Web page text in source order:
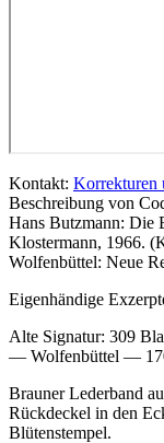
Kontakt: Korrekturen
Beschreibung von
Hans Butzmann: Die
Klostermann, 1966.
Wolfenbüttel: Neue
Eigenhändige
Alte Signatur: 309
— Wolfenbüttel —
Brauner Lederband
Rückdeckel in den
Blütenstempel.